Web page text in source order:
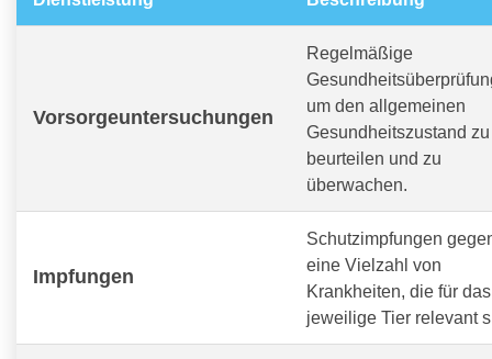
Vorsorgeuntersuchungen
Regelmäßige
um den allgemeinen
Gesundheitszustand zu
beurteilen und zu
überwachen.
Impfungen
Schutzimpfungen
eine Vielzahl von
Krankheiten, die für das
jeweilige Tier relevant